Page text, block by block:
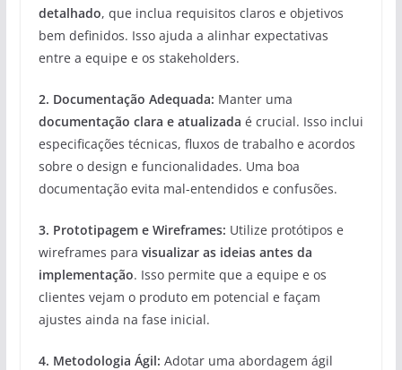
detalhado, que inclua requisitos claros e objetivos
bem definidos. Isso ajuda a alinhar expectativas
entre a equipe e os stakeholders.
2. Documentação Adequada: Manter uma
documentação clara e atualizada é crucial. Isso inclui
especificações técnicas, fluxos de trabalho e acordos
sobre o design e funcionalidades. Uma boa
documentação evita mal-entendidos e confusões.
3. Prototipagem e Wireframes: Utilize protótipos e
wireframes para visualizar as ideias antes da
implementação. Isso permite que a equipe e os
clientes vejam o produto em potencial e façam
ajustes ainda na fase inicial.
4. Metodologia Ágil: Adotar uma abordagem ágil